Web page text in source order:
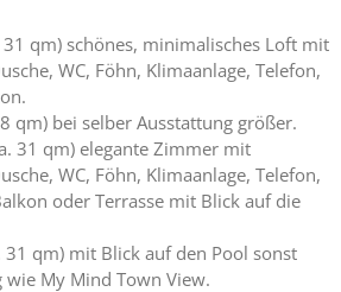
31 qm) schönes, minimalisches Loft mit
WC, Föhn, Klimaanlage, Telefon,
qm) bei selber Ausstattung größer.
31 qm) elegante Zimmer mit
WC, Föhn, Klimaanlage, Telefon,
oder Terrasse mit Blick auf die
31 qm) mit Blick auf den Pool sonst
wie My Mind Town View.